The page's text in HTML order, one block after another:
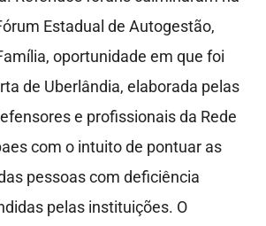
Estadual de Autogestão,
oportunidade em que foi
de Uberlândia, elaborada pelas
e profissionais da Rede
com o intuito de pontuar as
pessoas com deficiência
pelas instituições. O